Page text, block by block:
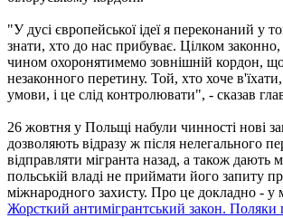
"У дусі європейської ідеї я переконаний у
знати, хто до нас прибуває. Цілком
чином охоронятимемо зовнішній кордон,
незаконного перетину. Той, хто хоче
умови, і це слід контролювати", - сказав
26 жовтня у Польщі набули чинності нові
дозволяють відразу ж після нелегального
відправляти мігранта назад, а також дають
польській владі не приймати його запиту
міжнародного захисту. Про це докладно - у
Жорсткий антимігрантський закон. Поляки